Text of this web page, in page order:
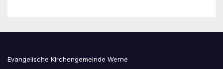
Evangelische Kirchengemeinde Werne